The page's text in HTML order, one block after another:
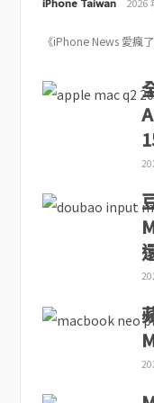
《iPhone News 愛瘋